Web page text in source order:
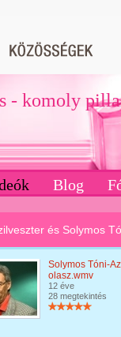
- komoly
Blog
és Solymos
Solymos Tóni-Az
olasz.wmv
12 éve
28 megtekintés